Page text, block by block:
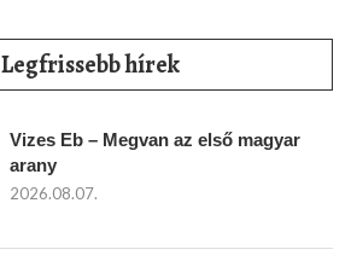
Legfrissebb hírek
Vizes Eb – Megvan az első magyar
arany
2026.08.07.